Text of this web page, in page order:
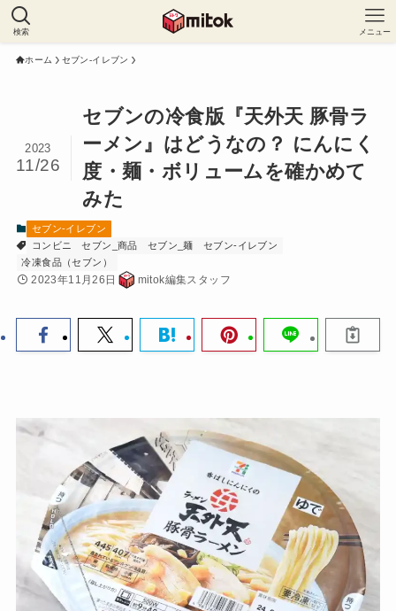
検索 メニュー
ホーム セブン-イレブン
セブンの冷食版『天外天 豚骨ラ
ーメン』はどうなの？ にんにく
度・麺・ボリュームを確かめて
みた
2023
11/26
セブン-イレブン
コンビニ
セブン_商品 セブン_麺
セブン-イレブン
冷凍食品（セブン）
2023年11月26日 mitok編集スタッフ